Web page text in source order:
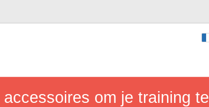
om je training te